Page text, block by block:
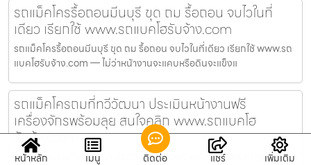
รถแม็คโครรื้อถอนมีนบุรี ขุด ถม รื้อถอน จบไวในที่
เดียว เรียกใช้ www.รถแบคโฮรับจ้าง.com
รถแม็คโครรื้อถอนมีนบุรี ขุด ถม รื้อถอน จบไวในที่เดียว เรียกใช้ www.รถ
แบคโฮรับจ้าง.com — ไม่ว่าหน้างานจะแคบหรือดินจะแข็งแ
รถแม็คโครถมที่ทวีวัฒนา ประเมินหน้างานฟรี
เครื่องจักรพร้อมลุย สนใจคลิก www.รถแบคโฮ
รับจ้าง.com
รถแม็คโครถมที่ทวีวัฒนา ประเมินหน้างานฟรี เครื่องจักรพร้อมลุย สนใจ
หน้าหลัก เมนู ติดต่อ แชร์ เพิ่มเติม